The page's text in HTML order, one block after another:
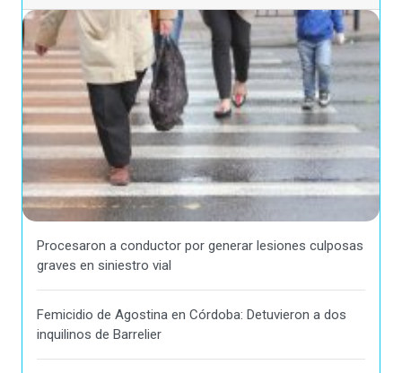
Procesaron a conductor por generar lesiones culposas
graves en siniestro vial
Femicidio de Agostina en Córdoba: Detuvieron a dos
inquilinos de Barrelier